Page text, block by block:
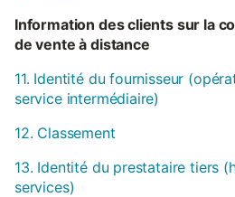
Information des clients sur la
de vente à distance
11. Identité du fournisseur
service intermédiaire)
12. Classement
13. Identité du prestataire tiers
services)